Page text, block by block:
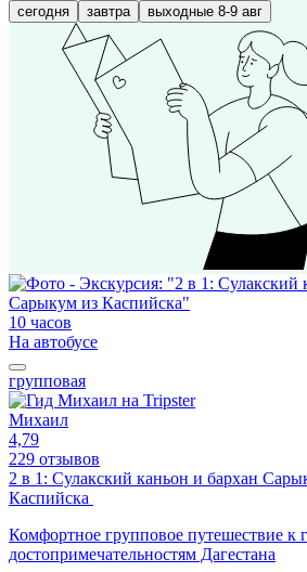
сегодня завтра выходные 8-9 авг
10 часов
На автобусе
групповая
Михаил
4,79
229 отзывов
2 в 1: Сулакский каньон и бархан
Каспийска
Комфортное групповое путешествие к
достопримечательностям Дагестана